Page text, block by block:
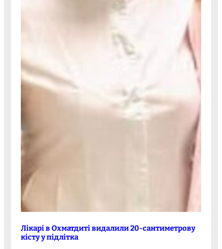
Лікарі в Охматдиті видалили 20-сантиметрову
кісту у підлітка